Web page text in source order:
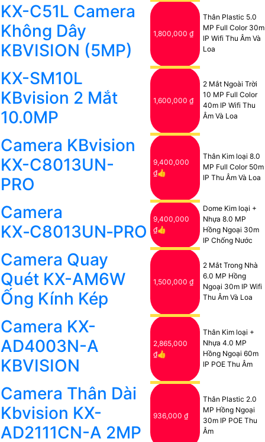
KX-C51L Camera
Không Dây
KBVISION (5MP)
1,800,000 ₫
Thân Plastic 5.0
MP Full Color 30m
IP Wifi Thu Âm Và
Loa
KX-SM10L
KBvision 2 Mắt
10.0MP
1,600,000 ₫
2 Mắt Ngoài Trời
10 MP Full Color
40m IP Wifi Thu
Âm Và Loa
Camera KBvision
KX-C8013UN-
PRO
9,400,000
₫👍
Thân Kim loại 8.0
MP Full Color 50m
IP Thu Âm Và Loa
Camera
KX‑C8013UN‑PRO
9,400,000
₫👍
Dome Kim loại +
Nhựa 8.0 MP
Hồng Ngoại 30m
IP Chống Nước
Camera Quay
Quét KX-AM6W
Ống Kính Kép
1,500,000 ₫
2 Mắt Trong Nhà
6.0 MP Hồng
Ngoại 30m IP Wifi
Thu Âm Và Loa
Camera KX-
AD4003N-A
KBVISION
2,865,000
₫👍
Thân Kim loại +
Nhựa 4.0 MP
Hồng Ngoại 60m
IP POE Thu Âm
Camera Thân Dài
Kbvision KX-
AD2111CN-A 2MP
936,000 ₫
Thân Plastic 2.0
MP Hồng Ngoại
30m IP POE Thu
Âm